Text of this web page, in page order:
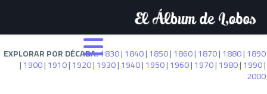
EXPLORAR POR DÉCADA:1830|1840|1850|1860|1870|1880|1890
|1900|1910|1920|1930|1940|1950|1960|1970|1980|1990|
2000